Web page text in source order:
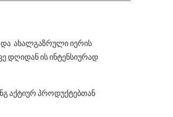
და ახალგაზრული იერის
დღიდან ის ინტენსიურად
აქტიურ პროდუქტებთან